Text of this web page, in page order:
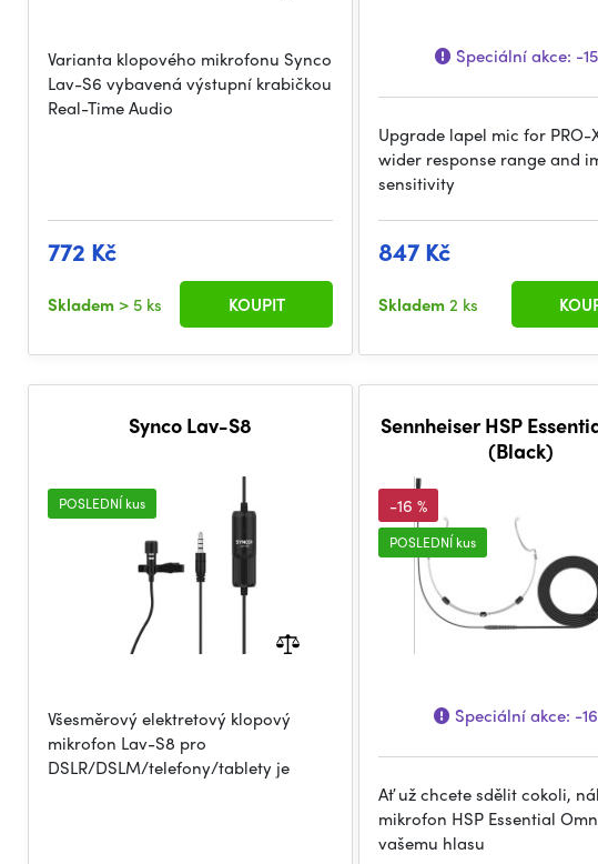
Varianta klopového mikrofonu Synco
Lav-S6 vybavená výstupní krabičkou
Real-Time Audio
772 Kč
Skladem > 5 ks KOUPIT
Speciální akce: -
Upgrade lapel mic for PRO-
wider response range and
sensitivity
847 Kč
Skladem2 ks
Synco Lav-S8
POSLEDNÍ kus
Všesměrový elektretový klopový
mikrofon Lav-S8 pro
DSLR/DSLM/telefony/tablety je
Sennheiser HSP
(Black)
-16 %
POSLEDNÍ kus
Speciální akce: -
Ať už chcete sdělit cokoli,
mikrofon HSP Essential
vašemu hlasu